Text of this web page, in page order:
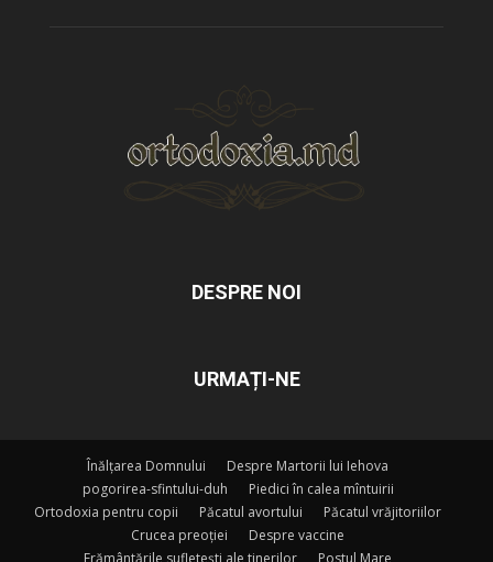
DESPRE NOI
URMAȚI-NE
Înălțarea Domnului
Despre Martorii lui Iehova
pogorirea-sfintului-duh
Piedici în calea mîntuirii
Ortodoxia pentru copii
Păcatul avortului
Păcatul vrăjitoriilor
Crucea preoției
Despre vaccine